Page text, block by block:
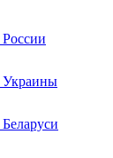
России
Украины